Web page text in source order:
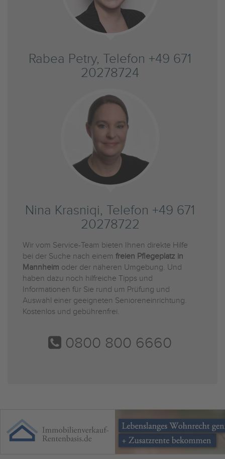
Rabea Petry, Telefon +49 671
20278724
Nina Krasniqi, Telefon +49 671
20278722
Wir vom Service-Team bieten Ihnen direkte Hilfe
bei der Suche nach einem freien Pflegeplatz in
Mannheim oder der näheren Umgebung. Und
haben dazu noch hilfreiche Tipps und
Informationen für Sie rund um Prüfung und
Auswahl einer geeigneten Senioreneinrichtung.
Kostenlos und gebührenfrei.
0800 800 6660